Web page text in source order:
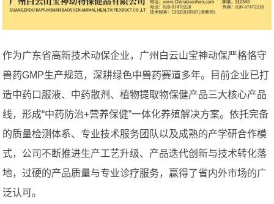
作为广东省高新技术动保企业，广州白云山宝神动保严格恪守
兽药GMP生产规范，深耕绿色中兽药赛道多年。目前企业已打
造中药口服液、中药散剂、植物提取物保健产品三大核心产品
线，形成“中药防治+营养保健”一体化养殖解决方案。依托完备
的质量检测体系、专业技术服务团队以及成熟的产学研合作模
式，公司不断推进生产工艺升级、产品迭代创新与技术转化落
地，过硬的产品质量与专业诊疗服务，赢得了省内外市场的广
泛认可。